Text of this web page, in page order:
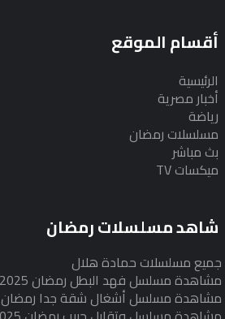
أقسام الموقع
الرئيسية
أخبار مصرية
رياضة
مسلسلات رمضان
بث مباشر
ميكسات TV
شاهد مسلسلات رمضان
جميع مسلسلات حمادة هلال
مشاهدة مسلسل فهد البطل رمضان 2025
مشاهدة مسلسل أشغال شقة جدا رمضان 2025